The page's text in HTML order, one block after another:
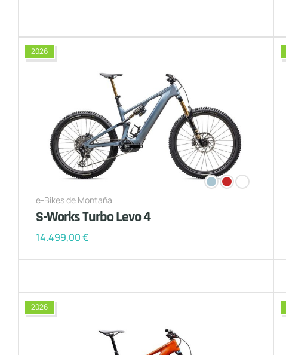
2026
e-Bikes de Montaña
S-Works Turbo Levo 4
14.499,00€
2026